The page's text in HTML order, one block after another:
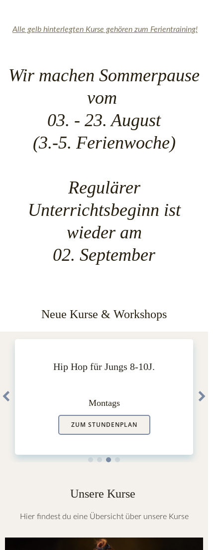
Alle gelb hinterlegten Kurse gehören zum Ferientraining!
Wir machen Sommerpause
vom
03. - 23. August
(3.-5. Ferienwoche)
Regulärer
Unterrichtsbeginn ist
wieder am
02. September
Neue Kurse & Workshops
Hip Hop für Jungs 8-10J.
Montags
ZUM STUNDENPLAN
Unsere Kurse
Hier findest du eine Übersicht über unsere Kurse